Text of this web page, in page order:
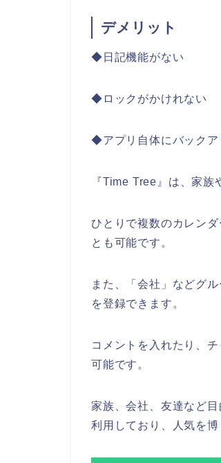
デメリット
◆日記機能がない
◆ロックがかけれない
◆アプリ自体にバックア
『Time Tree』は、家
ひとりで複数のカレン
とも可能です。
また、「会社」などグ
を登録できます。
コメントを入れたり、
可能です。
家族、会社、友達など
利用しており、人気を博